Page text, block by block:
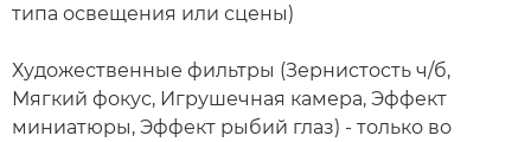
типа освещения или сцены)
Художественные фильтры (Зернистость ч/б,
Мягкий фокус, Игрушечная камера, Эффект
миниатюры, Эффект рыбий глаз) - только во